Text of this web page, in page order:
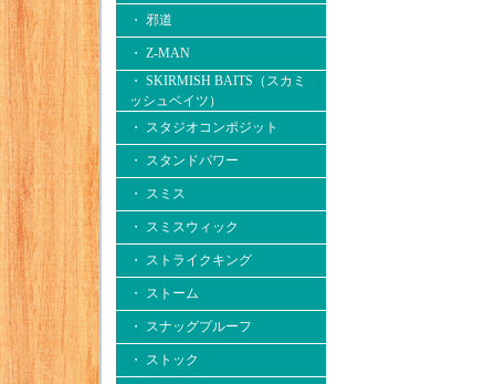
・ 邪道
・ Z-MAN
・ SKIRMISH BAITS（スカミ
ッシュベイツ）
・ スタジオコンポジット
・ スタンドパワー
・ スミス
・ スミスウィック
・ ストライクキング
・ ストーム
・ スナッグプルーフ
・ ストック